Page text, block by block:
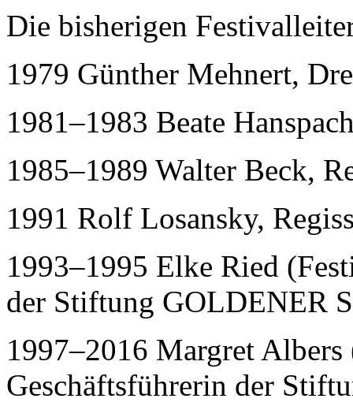
Die bisherigen
1979 Günther Mehnert,
1981–1983 Beate
1985–1989 Walter Beck,
1991 Rolf Losansky,
1993–1995 Elke Ried
der Stiftung GOLDENER
1997–2016 Margret
Geschäftsführerin der